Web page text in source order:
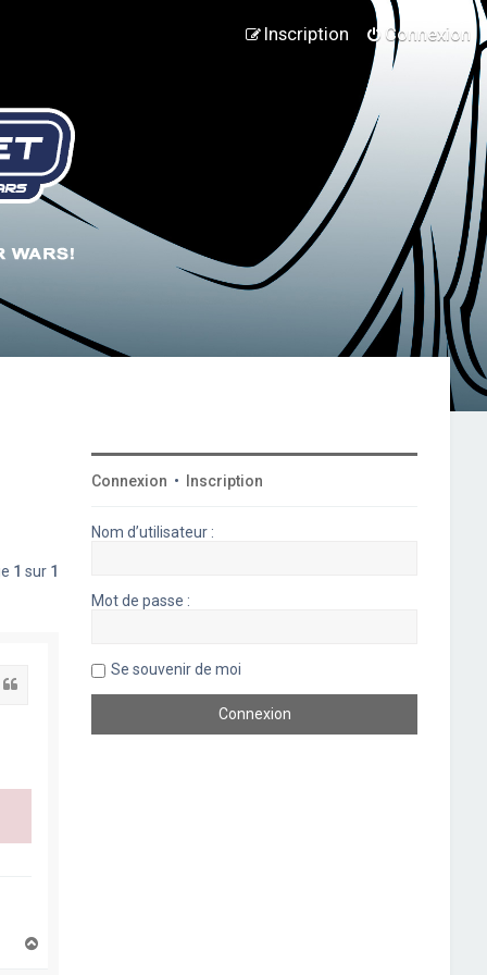
Connexion
Inscription
1 sur 1
Connexion • Inscription
Nom d’utilisateur :
Mot de passe :
Se souvenir de moi